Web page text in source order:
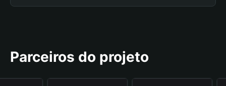
Parceiros do projeto